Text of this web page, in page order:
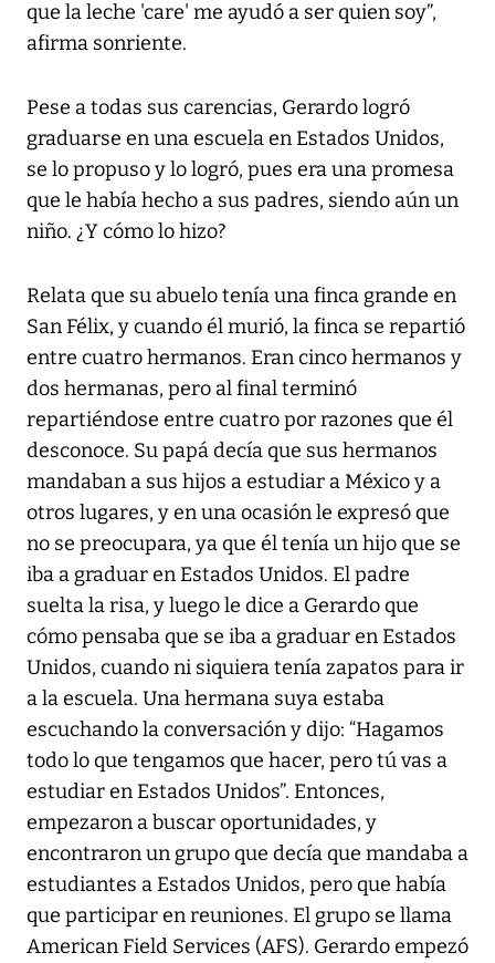
que la leche 'care' me ayudó a ser quien soy”,
afirma sonriente.
Pese a todas sus carencias, Gerardo logró
graduarse en una escuela en Estados Unidos,
se lo propuso y lo logró, pues era una promesa
que le había hecho a sus padres, siendo aún un
niño. ¿Y cómo lo hizo?
Relata que su abuelo tenía una finca grande en
San Félix, y cuando él murió, la finca se repartió
entre cuatro hermanos. Eran cinco hermanos y
dos hermanas, pero al final terminó
repartiéndose entre cuatro por razones que él
desconoce. Su papá decía que sus hermanos
mandaban a sus hijos a estudiar a México y a
otros lugares, y en una ocasión le expresó que
no se preocupara, ya que él tenía un hijo que se
iba a graduar en Estados Unidos. El padre
suelta la risa, y luego le dice a Gerardo que
cómo pensaba que se iba a graduar en Estados
Unidos, cuando ni siquiera tenía zapatos para ir
a la escuela. Una hermana suya estaba
escuchando la conversación y dijo: “Hagamos
todo lo que tengamos que hacer, pero tú vas a
estudiar en Estados Unidos”. Entonces,
empezaron a buscar oportunidades, y
encontraron un grupo que decía que mandaba a
estudiantes a Estados Unidos, pero que había
que participar en reuniones. El grupo se llama
American Field Services (AFS). Gerardo empezó